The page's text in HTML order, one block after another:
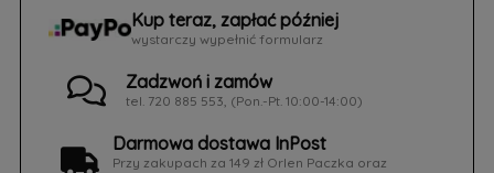
Kup teraz, zapłać później
wystarczy wypełnić formularz
Zadzwoń i zamów
tel. 720 885 553, (Pon.-Pt. 10:00-14:00)
Darmowa dostawa InPost
Przy zakupach za 149 zł Orlen Paczka oraz